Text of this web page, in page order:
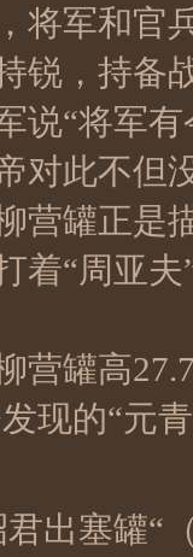
将军和官
锐，持备
说“将军
对此不但
营罐正是
着“周亚
营罐高
现的“元
出塞罐“